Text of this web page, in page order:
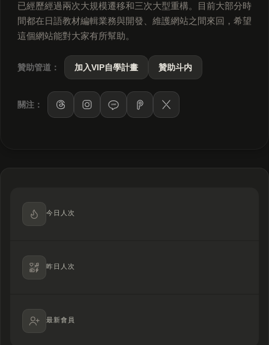
已經歷經過兩次大規模遷移和三次大型重構。目前大部分時
間都在日語教材編輯業務與開發、維護網站之間來回，希望
這個網站能對大家有所幫助。
贊助管道： 加入VIP自學計畫 贊助斗内
關注： LINE
今日人次
昨日人次
最新會員